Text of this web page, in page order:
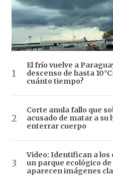
El frío vuelve a
descenso de hasta
cuánto tiempo?
Corte anula fallo que
acusado de matar a su
enterrar cuerpo
Video: Identifican a los
un parque ecológico
aparecen imágenes